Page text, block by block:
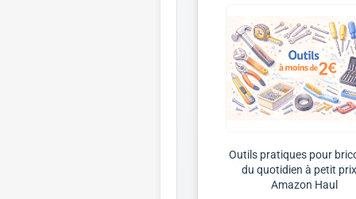
Outils pratiques pour
du quotidien à petit
Amazon Haul